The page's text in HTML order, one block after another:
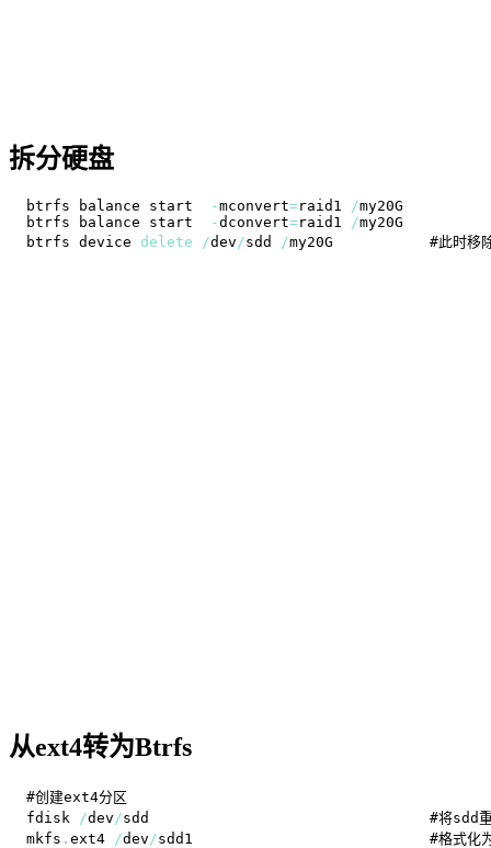
拆分硬盘
btrfs balance start -mconvert=raid1 /
btrfs balance start
-dconvert=raid1 /
btrfs device delete /dev /sdd /
从ext4转为Btrfs
fdisk
/dev /
mkfs . ext4 /dev /